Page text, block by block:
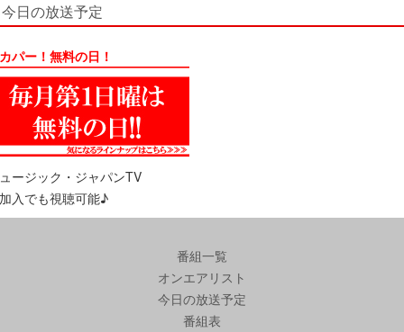
今日の放送予定
パー！無料の日！
ージック・ジャパンTV
入でも視聴可能♪
番組一覧
オンエアリスト
今日の放送予定
番組表